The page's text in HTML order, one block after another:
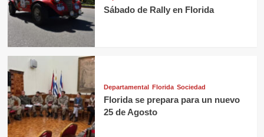
Sábado de Rally en Florida
Departamental Florida Sociedad
Florida se prepara para un nuevo
25 de Agosto